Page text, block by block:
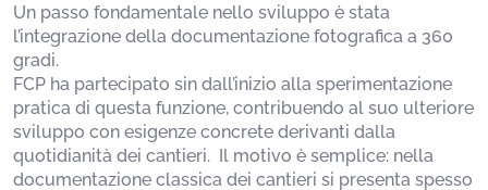
Un passo fondamentale nello sviluppo è stata
l’integrazione della documentazione fotografica a 360
gradi.
FCP ha partecipato sin dall’inizio alla sperimentazione
pratica di questa funzione, contribuendo al suo ulteriore
sviluppo con esigenze concrete derivanti dalla
quotidianità dei cantieri. Il motivo è semplice: nella
documentazione classica dei cantieri si presenta spesso